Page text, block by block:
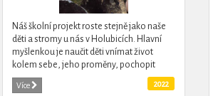
Náš školní projekt roste stejně jako naše
děti a stromy u nás v Holubicích. Hlavní
myšlenkou je naučit děti vnímat život
kolem sebe, jeho proměny, pochopit
sounáležitost lidí a přírody. Učíme děti,
aby měly rády...
Více 2022